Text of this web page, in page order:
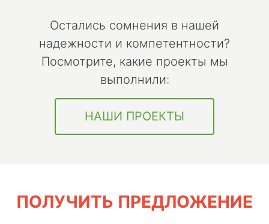
Остались сомнения в нашей
надежности и компетентности?
Посмотрите, какие проекты мы
выполнили:
НАШИ ПРОЕКТЫ
ПОЛУЧИТЬ ПРЕДЛОЖЕНИЕ